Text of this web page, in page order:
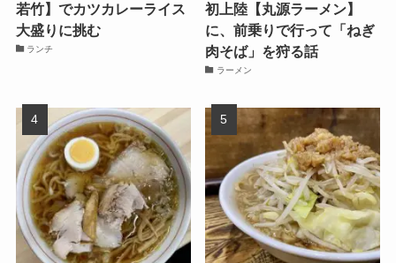
若竹】でカツカレーライス
大盛りに挑む
ランチ
初上陸【丸源ラーメン】
に、前乗りで行って「ねぎ
肉そば」を狩る話
ラーメン